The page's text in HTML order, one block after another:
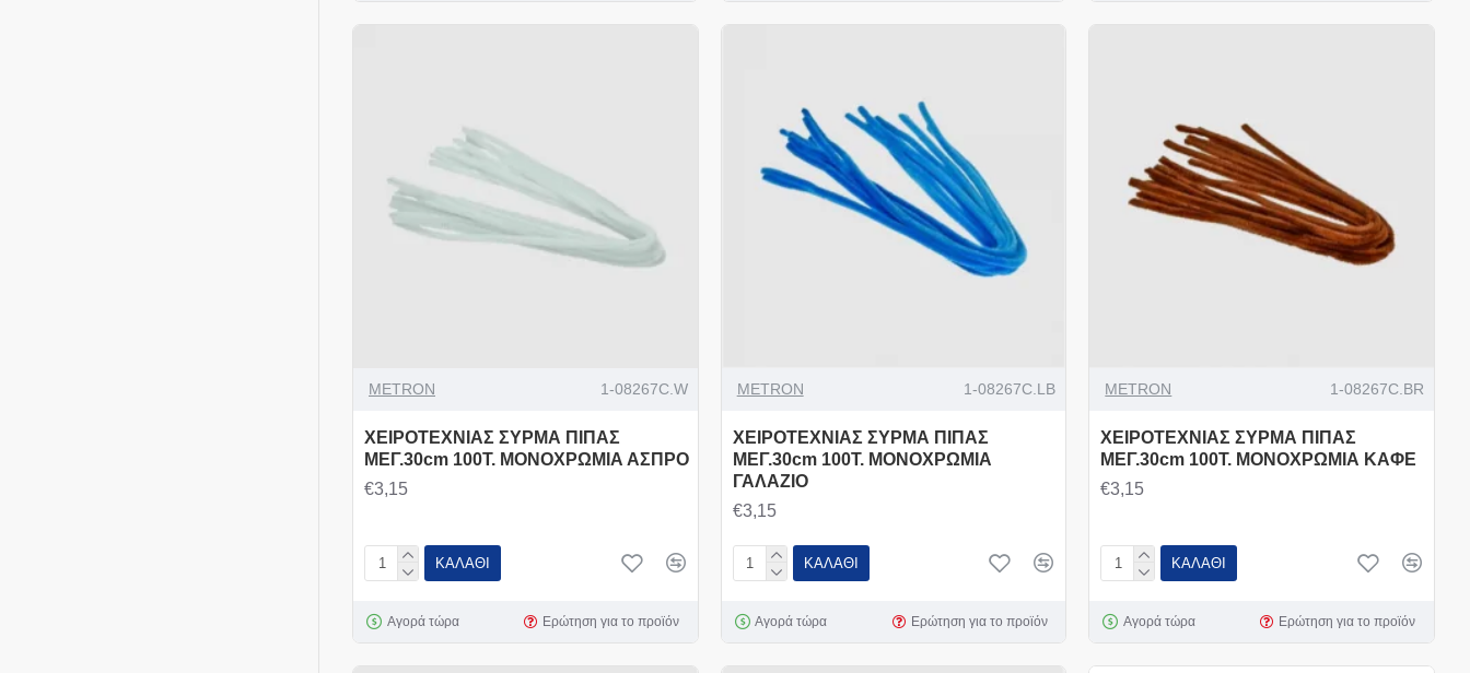
METRON 1-08267C.W
ΧΕΙΡOTEXΝΙΑΣ ΣΥΡΜΑ ΠΙΠΑΣ
ΜΕΓ.30cm 100Τ. ΜΟΝΟΧΡΩΜΙΑ ΑΣΠΡΟ
€3,15
ΚΑΛΆΘΙ
Αγορά τώρα Ερώτηση για το προϊόν
METRON 1-08267C.LB
ΧΕΙΡOTEXΝΙΑΣ ΣΥΡΜΑ ΠΙΠΑΣ
ΜΕΓ.30cm 100Τ. ΜΟΝΟΧΡΩΜΙΑ
ΓΑΛΑΖΙΟ
€3,15
ΚΑΛΆΘΙ
Αγορά τώρα Ερώτηση για το προϊόν
METRON 1-08267C.BR
ΧΕΙΡOTEXΝΙΑΣ ΣΥΡΜΑ ΠΙΠΑΣ
ΜΕΓ.30cm 100Τ. ΜΟΝΟΧΡΩΜΙΑ ΚΑΦΕ
€3,15
ΚΑΛΆΘΙ
Αγορά τώρα Ερώτηση για το προϊόν